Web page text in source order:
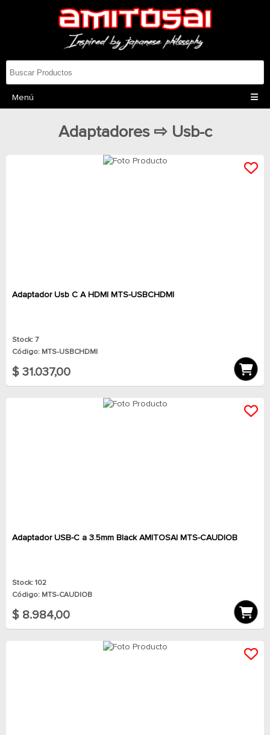
Menú
Adaptadores ⇨ Usb-c
Adaptador Usb C A HDMI MTS-USBCHDMI
Stock: 7
Código: MTS-USBCHDMI
$ 31.037,00
Adaptador USB-C a 3.5mm Black AMITOSAI MTS-CAUDIOB
Stock: 102
Código: MTS-CAUDIOB
$ 8.984,00